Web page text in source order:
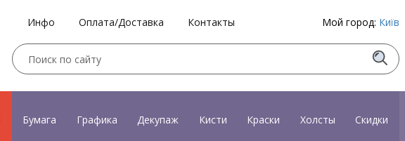
Инфо Оплата/Доставка Контакты Мой город: Київ
Бумага Графика Декупаж Кисти Краски Холсты Скидки